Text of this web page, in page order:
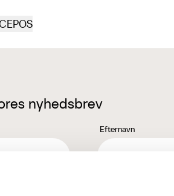
nyhedsbrev
Efternavn